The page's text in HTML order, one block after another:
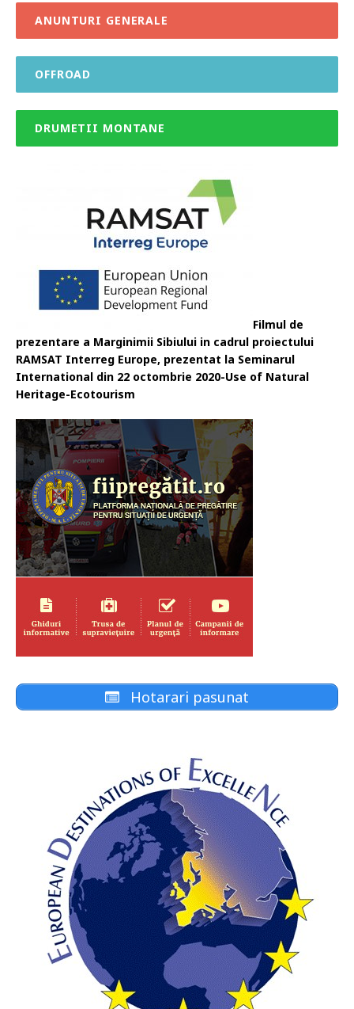
ANUNTURI GENERALE
OFFROAD
DRUMETII MONTANE
Filmul de
prezentare a Marginimii Sibiului in cadrul proiectului
RAMSAT Interreg Europe, prezentat la Seminarul
International din 22 octombrie 2020-Use of Natural
Heritage-Ecotourism
Hotarari pasunat